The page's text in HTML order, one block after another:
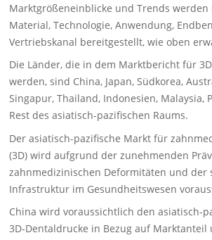
Marktgrößeneinblicke und Trends werden
Material, Technologie, Anwendung,
Vertriebskanal bereitgestellt, wie oben
Die Länder, die in dem Marktbericht für
werden, sind China, Japan, Südkorea,
Singapur, Thailand, Indonesien,
Rest des asiatisch-pazifischen Raums.
Der asiatisch-pazifische Markt für
(3D) wird aufgrund der zunehmenden
zahnmedizinischen Deformitäten und der
Infrastruktur im Gesundheitswesen
China wird voraussichtlich den asiatisch-
3D-Dentaldrucke in Bezug auf Marktanteil